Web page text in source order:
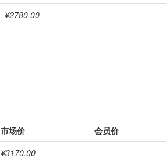
¥2780.00
市场价 会员价
¥3170.00